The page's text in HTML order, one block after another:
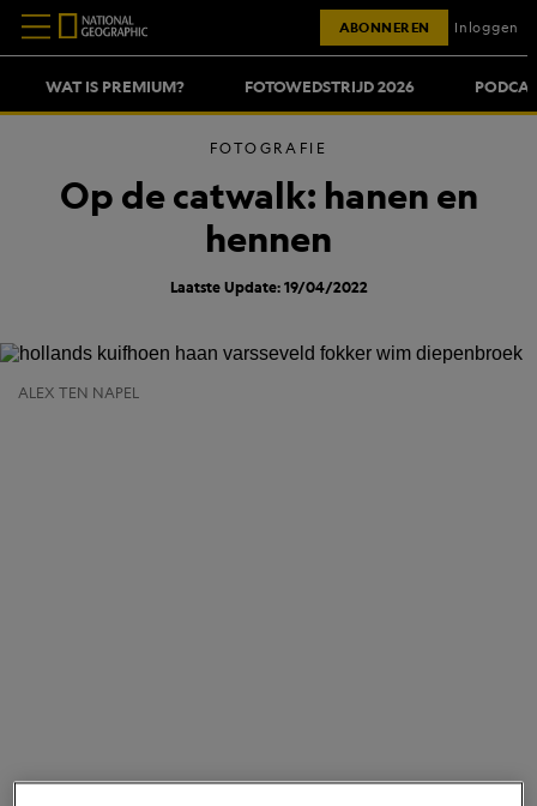
WAT IS PREMIUM? FOTOWEDSTRIJD 2026
ABONNEREN Inloggen
FOTOGRAFIE
Op de catwalk: hanen en
hennen
Laatste Update: 19/04/2022
ALEX TEN NAPEL